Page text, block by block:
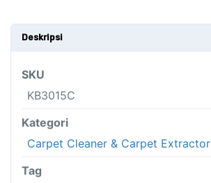
30/15
Deskripsi
SKU
KB3015C
Kategori
Carpet Cleaner & Carpet Extractor
Tag